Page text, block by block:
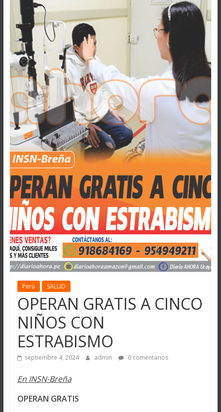
Perú SALUD
OPERAN GRATIS A CINCO
NIÑOS CON
ESTRABISMO
septiembre 4, 2024 admin 0 comentarios
En INSN-Breña
OPERAN GRATIS